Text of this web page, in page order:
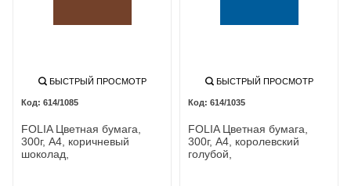
БЫСТРЫЙ ПРОСМОТР
614/1085
FOLIA Цветная бумага,
300г, A4, коричневый
шоколад,
БЫСТРЫЙ ПРОСМОТР
614/1035
FOLIA Цветная бумага,
300г, A4, королевский
голубой,